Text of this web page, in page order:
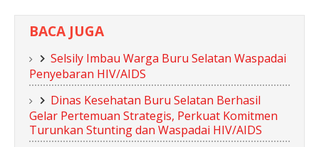
BACA JUGA
Selsily Imbau Warga Buru Selatan Waspadai
Penyebaran HIV/AIDS
Dinas Kesehatan Buru Selatan Berhasil
Gelar Pertemuan Strategis, Perkuat Komitmen
Turunkan Stunting dan Waspadai HIV/AIDS